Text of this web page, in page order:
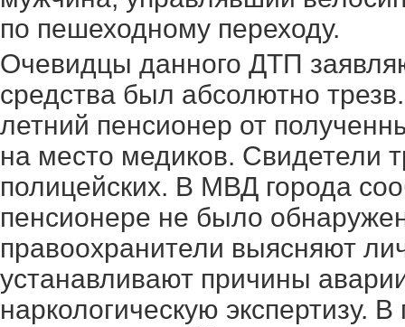
по пешеходному переходу.
Очевидцы данного ДТП
средства был абсолютно
летний пенсионер от
на место медиков. Свидетели
полицейских. В МВД города
пенсионере не было
правоохранители выясняют
устанавливают причины
наркологическую